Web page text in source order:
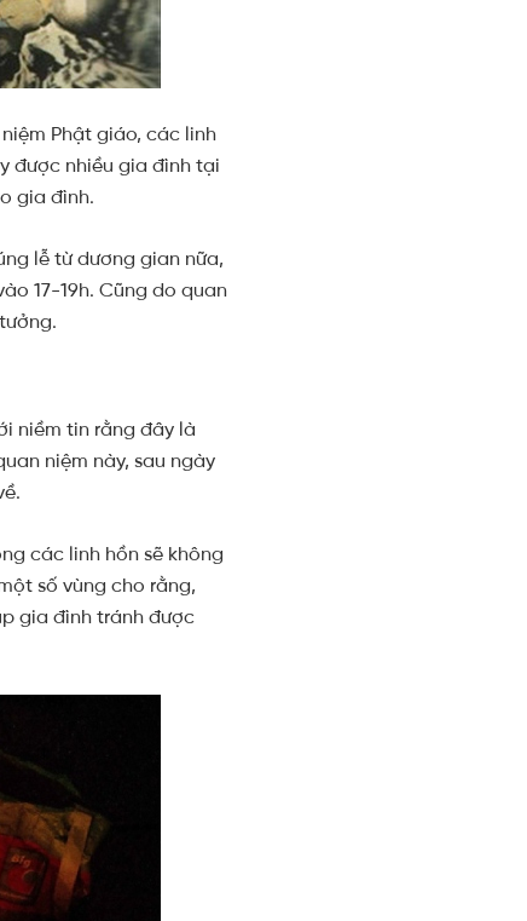
Phật giáo, các linh
được nhiều gia đình tại
gia đình.
lễ từ dương gian nữa,
17-19h. Cũng do quan
niềm tin rằng đây là
niệm này, sau ngày
các linh hồn sẽ không
số vùng cho rằng,
gia đình tránh được